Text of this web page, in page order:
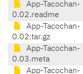
App-Tacochan-
0.02.readme
App-Tacochan-
0.02.tar.gz
App-Tacochan-
0.03.meta
App-Tacochan-